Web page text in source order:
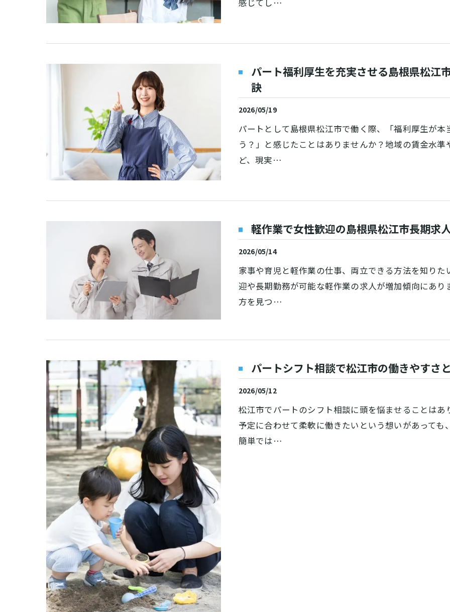
感じてし…
パート福利厚生を充実させる島根県松江
訣
2026/05/19
パートとして島根県松江市で働く際、「福利厚生が
う？」と感じたことはありませんか？地域の賃金水
ど、現実…
軽作業で女性歓迎の島根県松江市長期求
2026/05/14
家事や育児と軽作業の仕事、両立できる方法を知り
迎や長期勤務が可能な軽作業の求人が増加傾向にあ
方を見つ…
パートシフト相談で松江市の働きやすさ
2026/05/12
松江市でパートのシフト相談に頭を悩ませることは
予定に合わせて柔軟に働きたいという想いがあって
簡単では…